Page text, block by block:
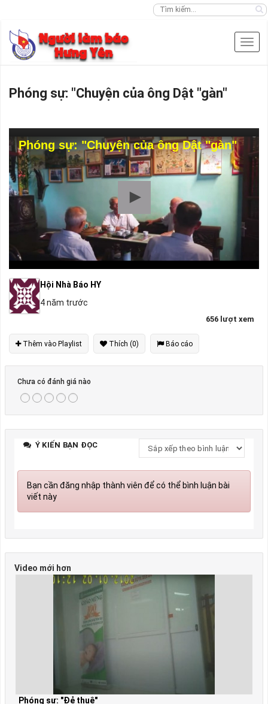
Phóng sự: "Chuyện của ông Dật "gàn"
Phóng sự: "Chuyện của ông Dật "gàn"
Hội Nhà Báo HY
4 năm trước
656 lượt xem
Thêm vào Playlist Thích (0) Báo cáo
Chưa có đánh giá nào
Ý KIẾN BẠN ĐỌC
Bạn cần đăng nhập thành viên để có thể bình luận bài
viết này
Video mới hơn
Phóng sự: "Đẻ thuê"